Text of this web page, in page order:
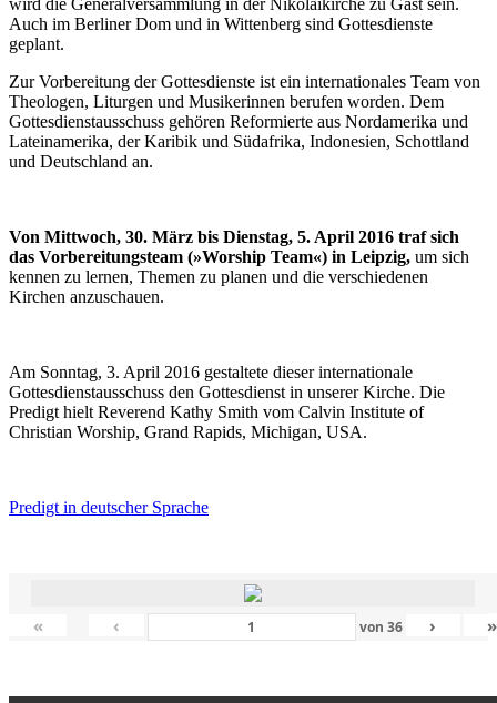
wird die Generalversammlung in der Nikolaikirche zu Gast sein.
Auch im Berliner Dom und in Wittenberg sind Gottesdienste
geplant.
Zur Vorbereitung der Gottesdienste ist ein internationales Team von
Theologen, Liturgen und Musikerinnen berufen worden. Dem
Gottesdienstausschuss gehören Reformierte aus Nordamerika und
Lateinamerika, der Karibik und Südafrika, Indonesien, Schottland
und Deutschland an.
Von Mittwoch, 30. März bis Dienstag, 5. April 2016 traf sich
das Vorbereitungsteam (»Worship Team«) in Leipzig, um sich
kennen zu lernen, Themen zu planen und die verschiedenen
Kirchen anzuschauen.
Am Sonntag, 3. April 2016 gestaltete dieser internationale
Gottesdienstausschuss den Gottesdienst in unserer Kirche. Die
Predigt hielt Reverend Kathy Smith vom Calvin Institute of
Christian Worship, Grand Rapids, Michigan, USA.
Predigt in deutscher Sprache
« ‹ von 36 › »